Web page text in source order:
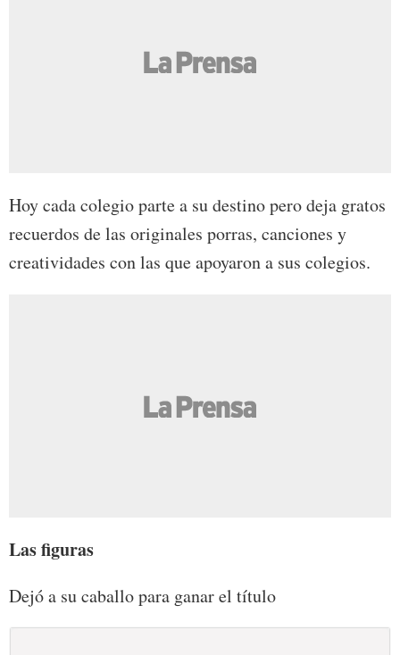
Hoy cada colegio parte a su destino pero deja gratos
recuerdos de las originales porras, canciones y
creatividades con las que apoyaron a sus colegios.
Las figuras
Dejó a su caballo para ganar el título